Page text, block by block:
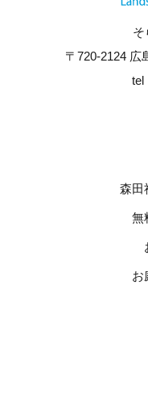
そ
〒720-2124 広
tel
森田
無
お